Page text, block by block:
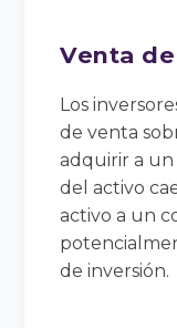
Venta
Los
de venta
adquirir a un
del activo
activo a un
de inversión.